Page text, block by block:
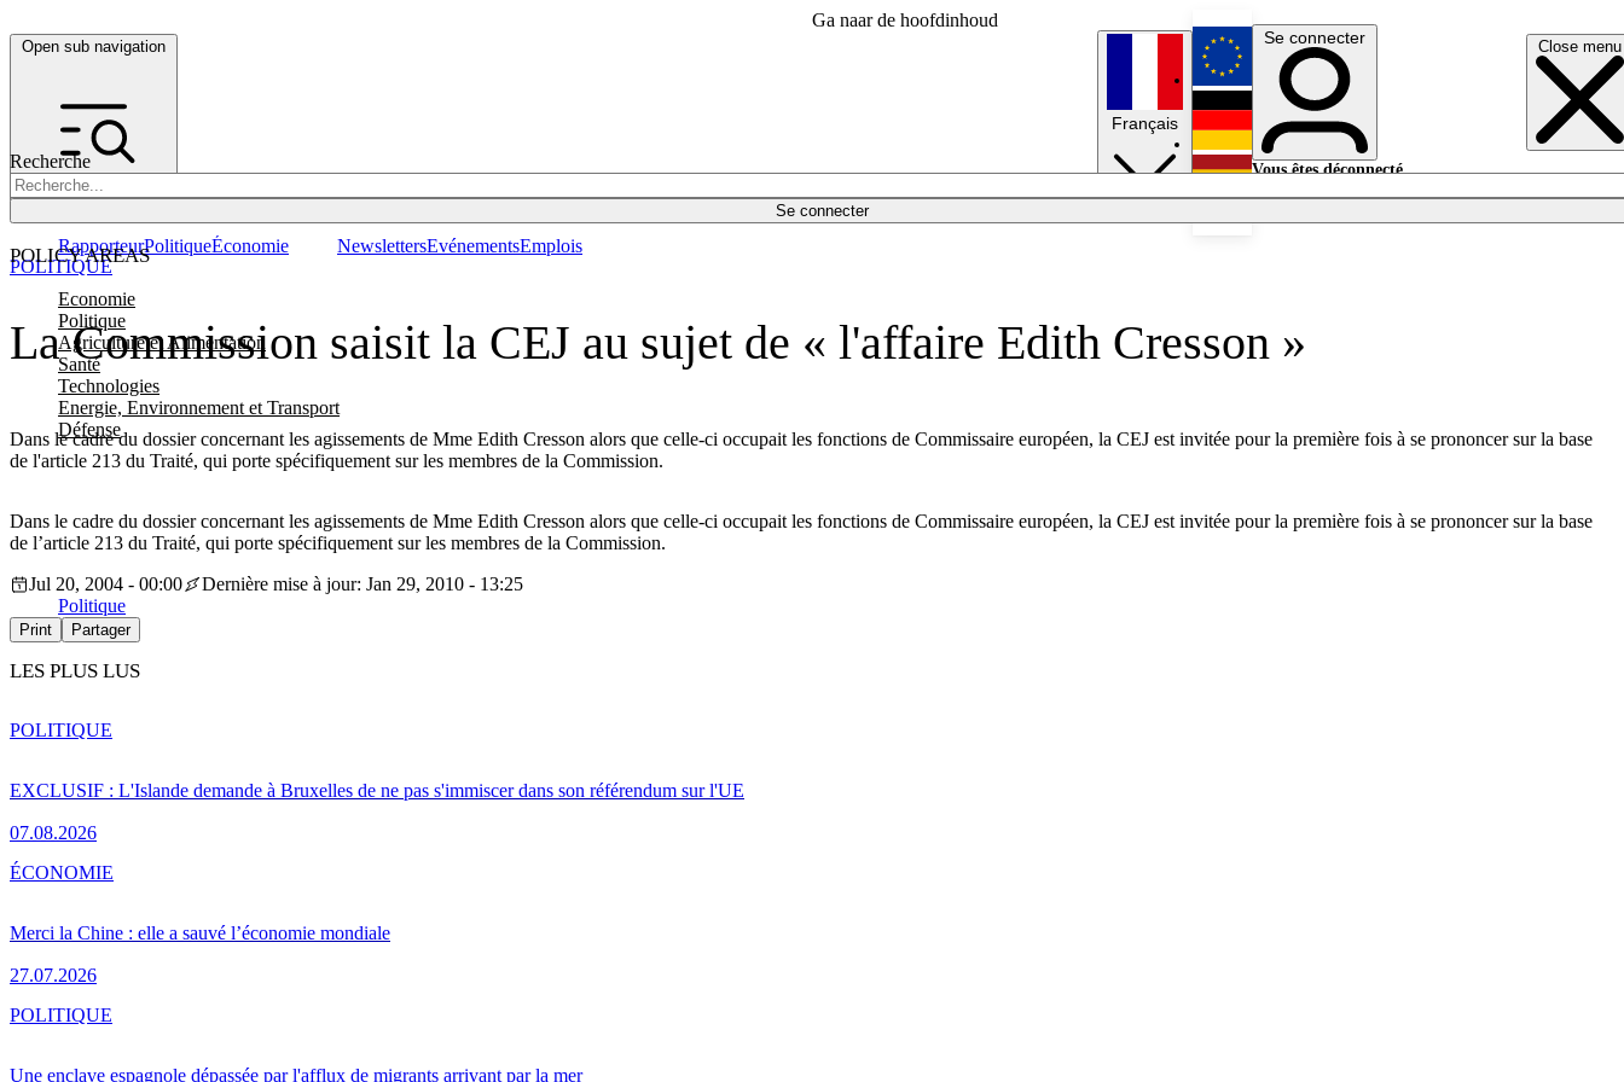
Ga naar de hoofdinhoud
Open sub navigation Close menu
Recherche
Se connecter
POLICY AREAS
Economie
Politique
Agriculture et Alimentation
Santé
Technologies
Energie, Environnement et Transport
Défense
RapporteurPolitiqueÉconomie NewslettersEvénementsEmplois
Français
English
Deutsch
Se connecter
Vous êtes déconnecté.
La Commission saisit la CEJ au sujet de « l'affaire Edith Cresson »
Dans le cadre du dossier concernant les agissements de Mme Edith Cresson alors que celle-ci occupait les fonctions de Commissaire européen, la CEJ est invitée pour la première fois à se prononcer sur la base
de l'article 213 du Traité, qui porte spécifiquement sur les membres de la Commission.
POLITIQUE
Dans le cadre du dossier concernant les agissements de Mme Edith Cresson alors que celle-ci occupait les fonctions de Commissaire européen, la CEJ est invitée pour la première fois à se prononcer sur la base
de l’article 213 du Traité, qui porte spécifiquement sur les membres de la Commission.
Jul 20, 2004 - 00:00
Dernière mise à jour: Jan 29, 2010 - 13:25
Politique
Print Partager
LES PLUS LUS
EXCLUSIF : L'Islande demande à Bruxelles de ne pas s'immiscer dans son référendum sur l'UE
07.08.2026
POLITIQUE
Merci la Chine : elle a sauvé l’économie mondiale
27.07.2026
ÉCONOMIE
Une enclave espagnole dépassée par l'afflux de migrants arrivant par la mer
POLITIQUE